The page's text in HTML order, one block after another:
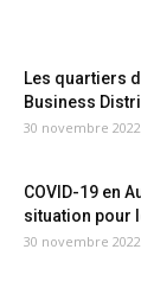
Les quartiers
Business
30 novembre 2022
COVID-19 en
situation pour
30 novembre 2022